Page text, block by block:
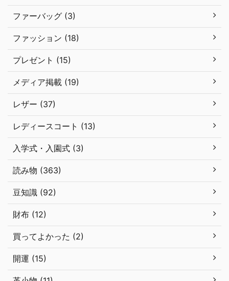
ファーバッグ (3)
ファッション (18)
プレゼント (15)
メディア掲載 (19)
レザー (37)
レディースコート (13)
入学式・入園式 (3)
読み物 (363)
豆知識 (92)
財布 (12)
買ってよかった (2)
開運 (15)